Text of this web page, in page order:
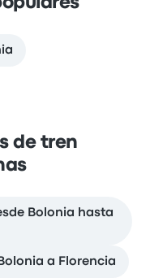
de tren
Bolonia hasta
a Florencia